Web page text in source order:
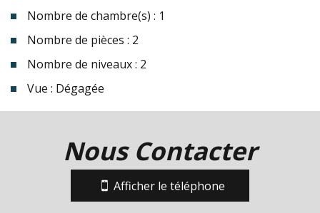
Nombre de chambre(s) : 1
Nombre de pièces : 2
Nombre de niveaux : 2
Vue : Dégagée
la ville de les issambres (83380)
Nous Contacter
Afficher le téléphone